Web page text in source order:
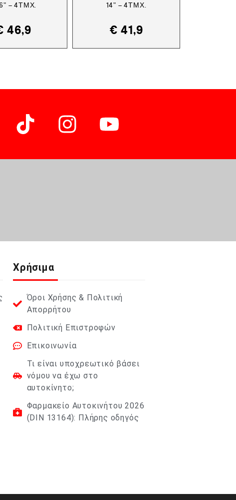
– 4ΤΜΧ.
46,9
14” – 4ΤΜΧ.
€ 41,9
Χρήσιμα
Όροι Χρήσης & Πολιτική
Απορρήτου
Πολιτική Επιστροφών
Επικοινωνία
Τι είναι υποχρεωτικό βάσει
νόμου να έχω στο
αυτοκίνητο;
Φαρμακείο Αυτοκινήτου 2026
(DIN 13164): Πλήρης οδηγός